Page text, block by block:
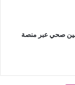
صحي عبر منصة